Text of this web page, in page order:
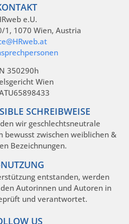
e.U.
1, 1070 Wien, Austria
350290h
Wien
SCHREIBWEISE
wir geschlechtsneutrale
bewusst zwischen weiblichen &
Bezeichnungen.
entstanden, werden
Autorinnen und Autoren in
und verantwortet.
US